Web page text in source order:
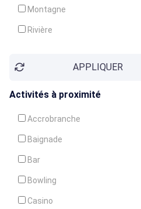
Montagne
Rivière
APPLIQUER
Activités à proximité
Accrobranche
Baignade
Bar
Bowling
Casino